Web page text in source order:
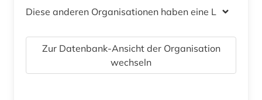
Diese anderen Organisationen haben eine Lizenz
Zur Datenbank-Ansicht der Organisation
wechseln